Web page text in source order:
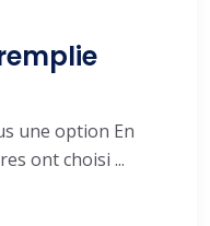
une option En
ont choisi ...